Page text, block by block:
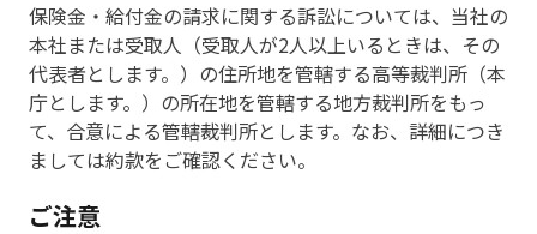
保険金・給付金の請求に関する訴訟については、当社の
本社または受取人（受取人が2人以上いるときは、その
代表者とします。）の住所地を管轄する高等裁判所（本
庁とします。）の所在地を管轄する地方裁判所をもっ
て、合意による管轄裁判所とします。なお、詳細につき
ましては約款をご確認ください。
ご注意